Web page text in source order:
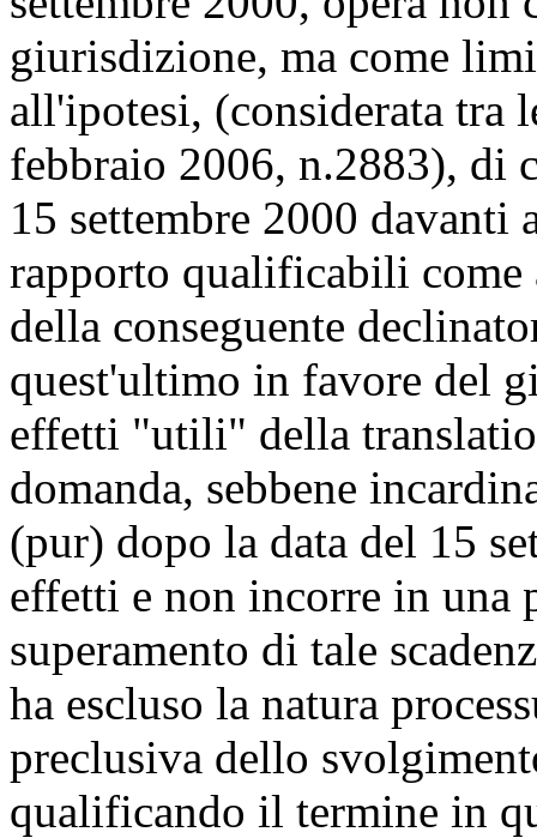
giurisdizione, ma come
all'ipotesi, (considerata tra
febbraio 2006, n.2883), di
15 settembre 2000
rapporto qualificabili
della conseguente
quest'ultimo in favore del
effetti "utili" della
domanda, sebbene
(pur) dopo la data del 15
effetti e non incorre in una
superamento di tale
ha escluso la natura
preclusiva dello
qualificando il termine in